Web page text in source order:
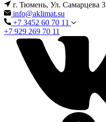
г. Тюмень, Ул. Самарцева 3
info@aklimat.su
+7 3452 60 70 11
+7 929 269 70 11